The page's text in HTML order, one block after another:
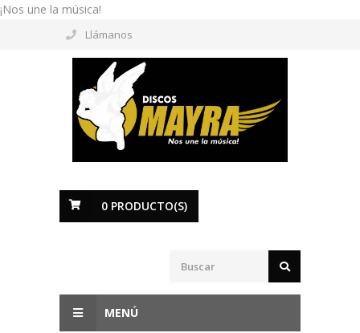
¡Nos une la música!
Llámanos
0 PRODUCTO(S)
MENÚ